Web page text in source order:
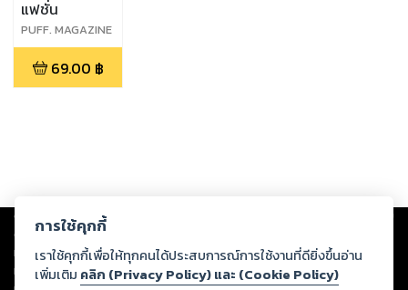
แฟชั่น
PUFF. MAGAZINE
: INAUGURAL
ISSUE : MARCH
2023
69.00 ฿
Copyright © 2026
ต่อผลงานหรือเนื้อหาใดที่อัปโหลดผ่านเว็บไซต์และปรากฏว่าละเมิดสิทธิใน
ทรัพย์สินทางปัญญาของบุคคลอื่นหรือขัดต่อกฎหมายและศีลธรรม ดังนั้น ผู้อ่าน
ทุกท่านโปรดใช้วิจารณญาณในการกลั่นกรองด้วยตนเอง และหากท่านพบว่าส่วน
การใช้คุกกี้
เราใช้คุกกี้เพื่อให้ทุกคนได้ประสบการณ์การใช้งานที่ดียิ่งขึ้นอ่าน
เพิ่มเติม คลิก (Privacy Policy) และ (Cookie Policy)